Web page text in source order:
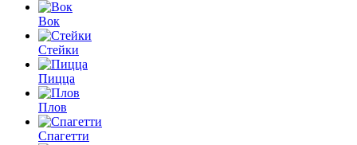
Вок
Стейки
Пицца
Плов
Спагетти